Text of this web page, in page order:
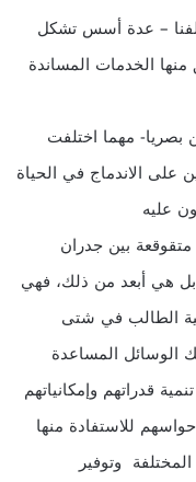
– عدة أسس تشكل
الخدمات المساندة
بصريا- مهما اختلفت
على الاندماج في الحياة
عليه
بين جدران
هي أبعد من ذلك، فهي
الطالب في شتى
الوسائل المساعدة
قدراتهم وإمكانياتهم
للاستفادة منها
وتوفير